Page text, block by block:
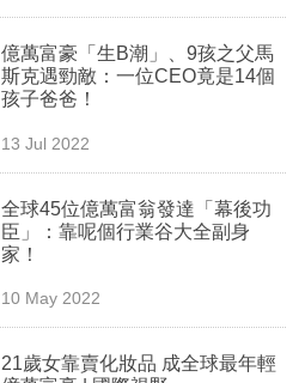
億萬富豪「生B潮」、9孩之父馬
斯克遇勁敵：一位CEO竟是14個
孩子爸爸！
13 Jul 2022
全球45位億萬富翁發達「幕後功
臣」：靠呢個行業谷大全副身
家！
10 May 2022
21歲女靠賣化妝品 成全球最年輕